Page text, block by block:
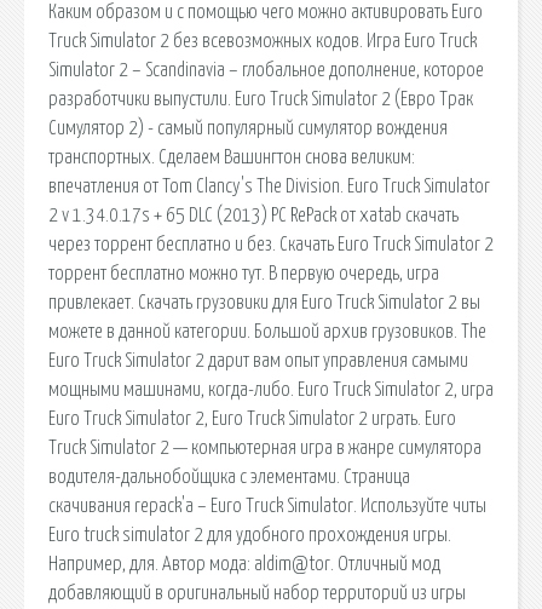
Каким образом и с помощью чего можно активировать Euro
Truck Simulator 2 без всевозможных кодов. Игра Euro Truck
Simulator 2 – Scandinavia – глобальное дополнение, которое
разработчики выпустили. Euro Truck Simulator 2 (Евро Трак
Симулятор 2) - самый популярный симулятор вождения
транспортных. Сделаем Вашингтон снова великим:
впечатления от Tom Clancy's The Division. Euro Truck Simulator
2 v 1.34.0.17s + 65 DLC (2013) PC RePack от xatab скачать
через торрент бесплатно и без. Скачать Euro Truck Simulator 2
торрент бесплатно можно тут. В первую очередь, игра
привлекает. Скачать грузовики для Euro Truck Simulator 2 вы
можете в данной категории. Большой архив грузовиков. The
Euro Truck Simulator 2 дарит вам опыт управления самыми
мощными машинами, когда-либо. Euro Truck Simulator 2, игра
Euro Truck Simulator 2, Euro Truck Simulator 2 играть. Euro
Truck Simulator 2 — компьютерная игра в жанре симулятора
водителя-дальнобойщика с элементами. Страница
скачивания repack'а – Euro Truck Simulator. Используйте читы
Euro truck simulator 2 для удобного прохождения игры.
Например, для. Автор мода: aldim@tor. Отличный мод
добавляющий в оригинальный набор территорий из игры